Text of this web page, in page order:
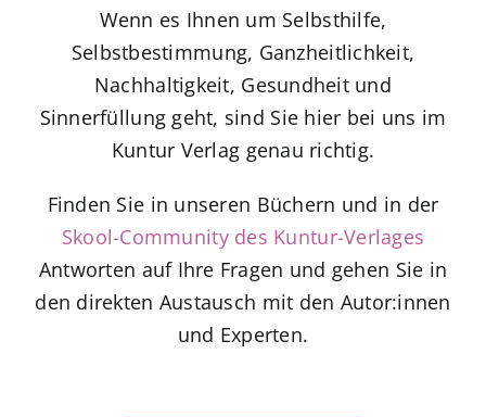
Wenn es Ihnen um Selbsthilfe,
Selbstbestimmung, Ganzheitlichkeit,
Nachhaltigkeit, Gesundheit und
Sinnerfüllung geht, sind Sie hier bei uns im
Kuntur Verlag genau richtig.
Finden Sie in unseren Büchern und in der
Skool-Community des Kuntur-Verlages
Antworten auf Ihre Fragen und gehen Sie in
den direkten Austausch mit den Autor:innen
und Experten.